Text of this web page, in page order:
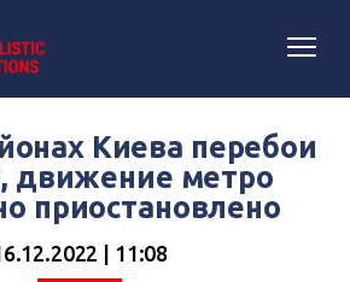
Киева перебои
движение метро
приостановлено
| 11:08